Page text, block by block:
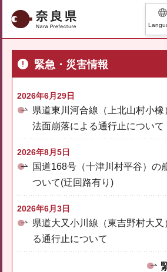
奈良県
緊急・災害情報
2026年6月29日
県道東川河合線（上北山村小
法面崩落による通行止について
2026年8月5日
国道168号（十津川村平谷）の
ついて(迂回路有り)
2026年6月3日
県道大又小川線（東吉野村大又
る通行止について